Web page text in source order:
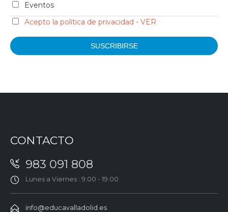
Eventos
Acepto la política de privacidad - VER
CONTACTO
983 091 808
Lunes a Viernes : 9:00 - 19:00
info@educavalladolid.es